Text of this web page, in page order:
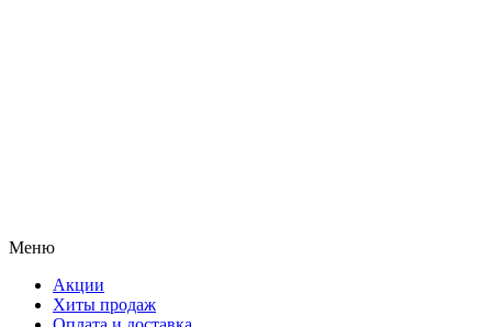
Меню
Акции
Хиты продаж